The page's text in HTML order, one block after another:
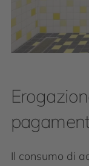
Il consumo di